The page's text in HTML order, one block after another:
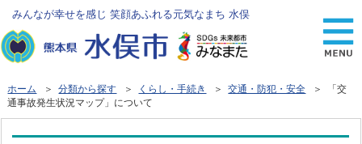
みんなが幸せを感じ 笑顔あふれる元気なまち 水俣
ホーム ＞分類から探す ＞ くらし・手続き ＞交通・防犯・安全 ＞ 「交
通事故発生状況マップ」について